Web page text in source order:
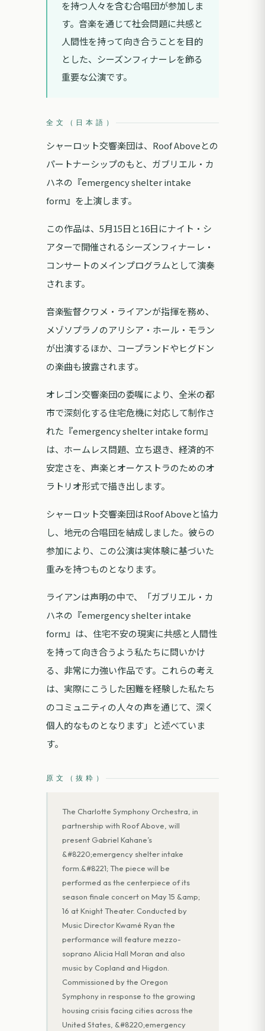
を持つ人々を含む合唱団が参加しま
す。音楽を通じて社会問題に共感と
人間性を持って向き合うことを目的
とした、シーズンフィナーレを飾る
重要な公演です。
全文（日本語）
シャーロット交響楽団は、Roof Aboveとの
パートナーシップのもと、ガブリエル・カ
ハネの『emergency shelter intake
form』を上演します。
この作品は、5月15日と16日にナイト・シ
アターで開催されるシーズンフィナーレ・
コンサートのメインプログラムとして演奏
されます。
音楽監督クワメ・ライアンが指揮を務め、
メゾソプラノのアリシア・ホール・モラン
が出演するほか、コープランドやヒグドン
の楽曲も披露されます。
オレゴン交響楽団の委嘱により、全米の都
市で深刻化する住宅危機に対応して制作さ
れた『emergency shelter intake form』
は、ホームレス問題、立ち退き、経済的不
安定さを、声楽とオーケストラのためのオ
ラトリオ形式で描き出します。
シャーロット交響楽団はRoof Aboveと協力
し、地元の合唱団を結成しました。彼らの
参加により、この公演は実体験に基づいた
重みを持つものとなります。
ライアンは声明の中で、「ガブリエル・カ
ハネの『emergency shelter intake
form』は、住宅不安の現実に共感と人間性
を持って向き合うよう私たちに問いかけ
る、非常に力強い作品です。これらの考え
は、実際にこうした困難を経験した私たち
のコミュニティの人々の声を通じて、深く
個人的なものとなります」と述べていま
す。
原文（抜粋）
The Charlotte Symphony Orchestra, in
partnership with Roof Above, will
present Gabriel Kahane’s
&#8220;emergency shelter intake
form.&#8221; The piece will be
performed as the centerpiece of its
season finale concert on May 15 &amp;
16 at Knight Theater. Conducted by
Music Director Kwamé Ryan the
performance will feature mezzo-
soprano Alicia Hall Moran and also
music by Copland and Higdon.
Commissioned by the Oregon
Symphony in response to the growing
housing crisis facing cities across the
United States, &#8220;emergency